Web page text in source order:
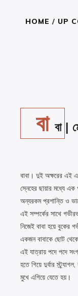
HOME / UP
O
বা বা |
বাবা। দুই অক্ষরের এই
স্নেহের ছায়ার মধ্যে
অন্যরকম প্রশান্তি ও
এই সম্পর্কের সাথে
নিজেই বাবা হয়ে বুকের
একজন বাবাকে ছোট থেকে
এই যাত্রায় পদে পদে
হতে গিয়ে দুর্বার
মুখে এগিয়ে যেতে হয়।